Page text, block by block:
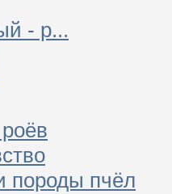
- р...
породы пчёл